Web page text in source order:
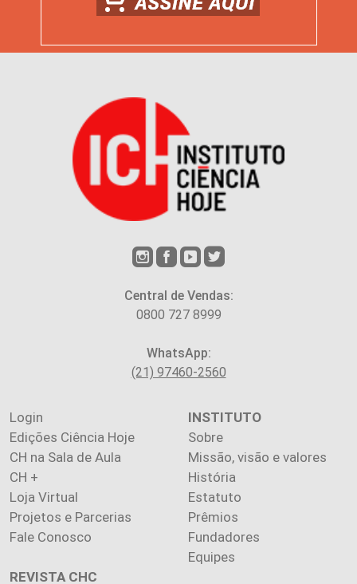
Central de Vendas:
0800 727 8999
WhatsApp:
(21) 97460-2560
Login
Edições Ciência Hoje
CH na Sala de Aula
CH +
Loja Virtual
Projetos e Parcerias
Fale Conosco
INSTITUTO
Sobre
Missão, visão e valores
História
Estatuto
Prêmios
Fundadores
Equipes
REVISTA CHC